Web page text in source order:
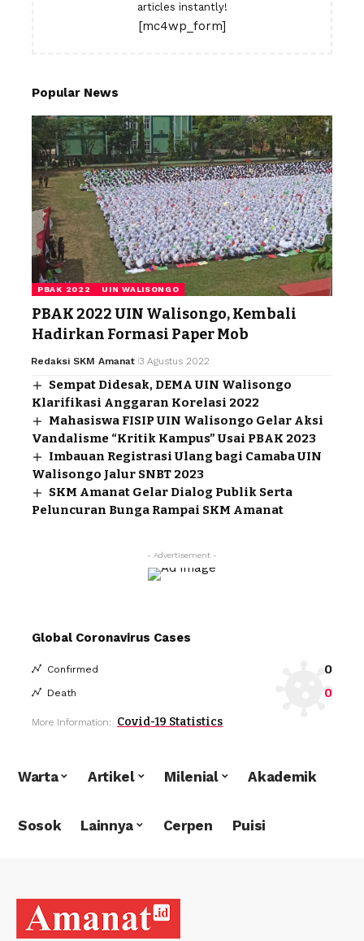
articles instantly!
[mc4wp_form]
Popular News
PBAK 2022 UIN WALISONGO
PBAK 2022 UIN Walisongo, Kembali
Hadirkan Formasi Paper Mob
Redaksi SKM Amanat 3 Agustus 2022
Sempat Didesak, DEMA UIN Walisongo
Klarifikasi Anggaran Korelasi 2022
Mahasiswa FISIP UIN Walisongo Gelar Aksi
Vandalisme “Kritik Kampus” Usai PBAK 2023
Imbauan Registrasi Ulang bagi Camaba UIN
Walisongo Jalur SNBT 2023
SKM Amanat Gelar Dialog Publik Serta
Peluncuran Bunga Rampai SKM Amanat
- Advertisement -
Global Coronavirus Cases
Confirmed 0
Death 0
More Information: Covid-19 Statistics
Warta Artikel Milenial Akademik
Sosok Lainnya Cerpen Puisi